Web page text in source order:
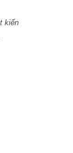
kiến